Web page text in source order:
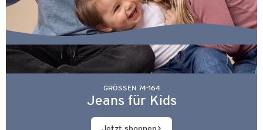
GRÖSSEN 74-164
Jeans für Kids